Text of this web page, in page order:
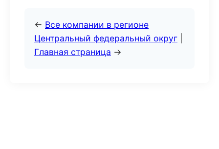
← Все компании в регионе
Центральный федеральный округ
Главная страница →